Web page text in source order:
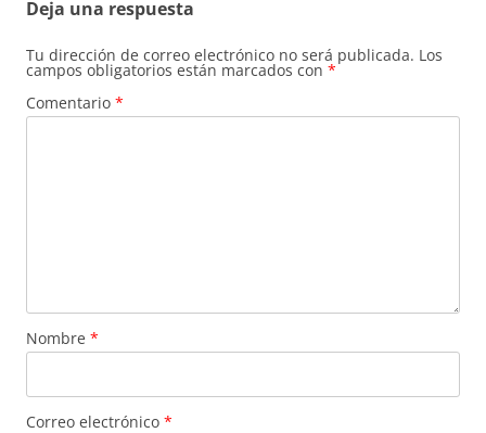
Deja una respuesta
Tu dirección de correo electrónico no será publicada. Los
campos obligatorios están marcados con *
Comentario *
Nombre *
Correo electrónico *